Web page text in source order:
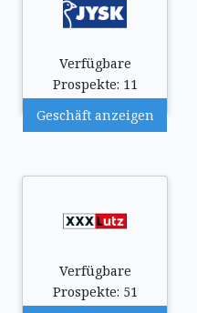
Verfügbare
Prospekte: 11
Geschäft anzeigen
Verfügbare
Prospekte: 51